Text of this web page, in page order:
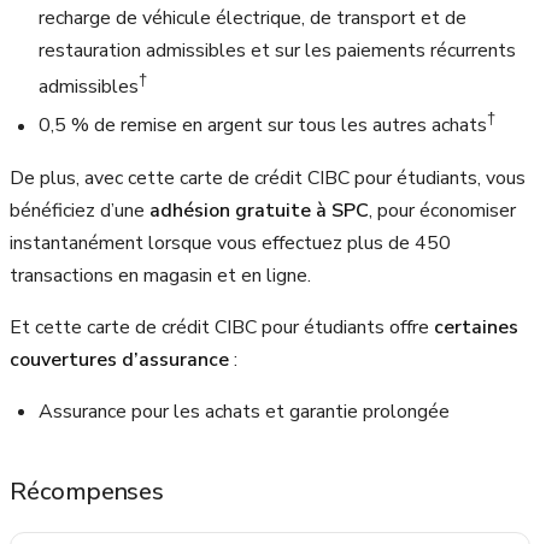
recharge de véhicule électrique, de transport et de
restauration admissibles et sur les paiements récurrents
admissibles†
0,5 % de remise en argent sur tous les autres achats†
De plus, avec cette carte de crédit CIBC pour étudiants, vous
bénéficiez d’une adhésion gratuite à SPC, pour économiser
instantanément lorsque vous effectuez plus de 450
transactions en magasin et en ligne.
Et cette carte de crédit CIBC pour étudiants offre certaines
couvertures d’assurance:
Assurance pour les achats et garantie prolongée
Récompenses